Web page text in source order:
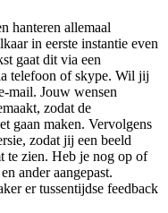
hanteren allemaal
in eerste instantie even
gaat dit via een
telefoon of skype. Wil jij
mail. Jouw wensen
zodat de
gaan maken. Vervolgens
zodat jij een beeld
te zien. Heb je nog op of
ander aangepast.
er tussentijdse feedback